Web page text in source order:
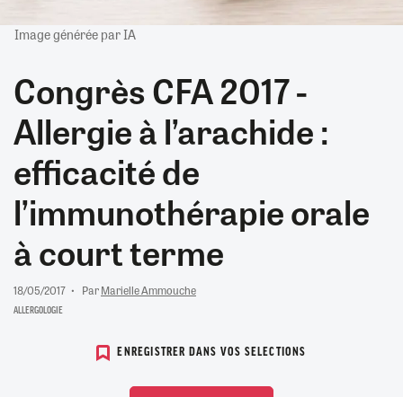
Image générée par IA
Congrès CFA 2017 -
Allergie à l’arachide :
efficacité de
l’immunothérapie orale
à court terme
18/05/2017 ParMarielle Ammouche
ALLERGOLOGIE
ENREGISTRER DANS VOS SELECTIONS